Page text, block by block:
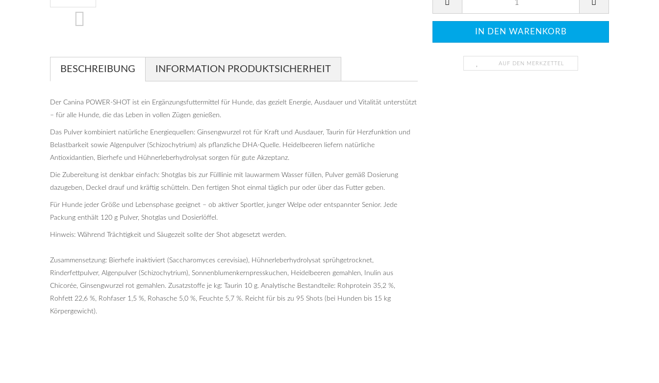
AUF DEN MERKZETTEL
BESCHREIBUNG INFORMATION PRODUKTSICHERHEIT
Der Canina POWER-SHOT ist ein Ergänzungsfuttermittel für Hunde, das gezielt Energie, Ausdauer und Vitalität unterstützt
– für alle Hunde, die das Leben in vollen Zügen genießen.
Das Pulver kombiniert natürliche Energiequellen: Ginsengwurzel rot für Kraft und Ausdauer, Taurin für Herzfunktion und
Belastbarkeit sowie Algenpulver (Schizochytrium) als pflanzliche DHA-Quelle. Heidelbeeren liefern natürliche
Antioxidantien, Bierhefe und Hühnerleberhydrolysat sorgen für gute Akzeptanz.
Die Zubereitung ist denkbar einfach: Shotglas bis zur Fülllinie mit lauwarmem Wasser füllen, Pulver gemäß Dosierung
dazugeben, Deckel drauf und kräftig schütteln. Den fertigen Shot einmal täglich pur oder über das Futter geben.
Für Hunde jeder Größe und Lebensphase geeignet – ob aktiver Sportler, junger Welpe oder entspannter Senior. Jede
Packung enthält 120 g Pulver, Shotglas und Dosierlöffel.
Hinweis: Während Trächtigkeit und Säugezeit sollte der Shot abgesetzt werden.
Zusammensetzung: Bierhefe inaktiviert (Saccharomyces cerevisiae), Hühnerleberhydrolysat sprühgetrocknet,
Rinderfettpulver, Algenpulver (Schizochytrium), Sonnenblumenkernpresskuchen, Heidelbeeren gemahlen, Inulin aus
Chicorée, Ginsengwurzel rot gemahlen. Zusatzstoffe je kg: Taurin 10 g. Analytische Bestandteile: Rohprotein 35,2 %,
Rohfett 22,6 %, Rohfaser 1,5 %, Rohasche 5,0 %, Feuchte 5,7 %. Reicht für bis zu 95 Shots (bei Hunden bis 15 kg
Körpergewicht).